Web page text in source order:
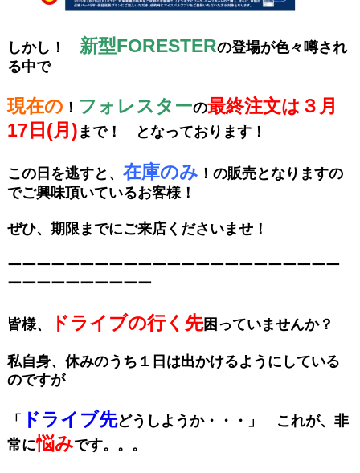
しかし！ 新型FORESTERの登場が色々噂され
る中で
現在の ！ フォレスターの最終注文は３月
17日(月) まで！ となっております！
この日を逃すと、 在庫のみ ！の販売となりますの
でご興味頂いているお客様！
ぜひ、期限までにご来店くださいませ！
ーーーーーーーーーーーーーーーーーーーーーーー
ーーーーーーーーーー
皆様、 ドライブの行く先困っていませんか？
私自身、休みのうち１日は出かけるようにしている
のですが
「 ドライブ先どうしようか・・・」 これが、非
常に悩みです。。。